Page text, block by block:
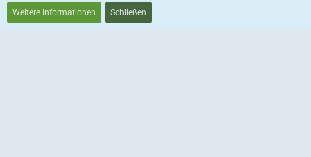
Weitere Informationen Schließen